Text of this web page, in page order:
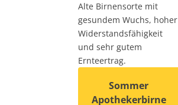
Alte Birnensorte mit
gesundem Wuchs, hoher
Widerstandsfähigkeit
und sehr gutem
Ernteertrag.
Sommer
Apothekerbirne